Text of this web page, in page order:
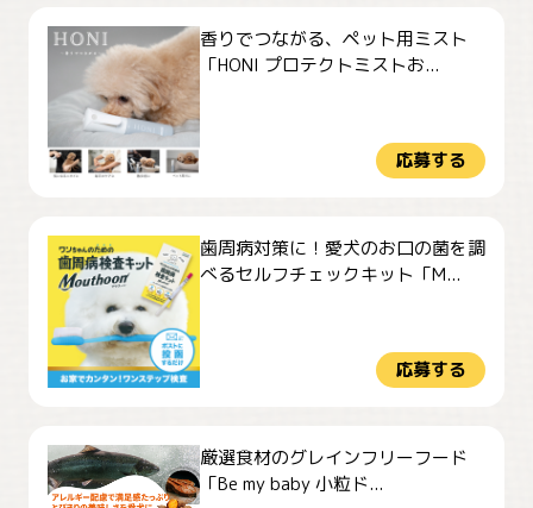
香りでつながる、ペット用ミスト
「HONI プロテクトミストお...
応募する
歯周病対策に！愛犬のお口の菌を調
べるセルフチェックキット「M...
応募する
厳選食材のグレインフリーフード
「Be my baby 小粒ド...